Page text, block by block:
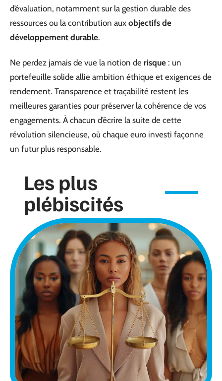
d’évaluation, notamment sur la gestion durable des
ressources ou la contribution aux objectifs de
développement durable.
Ne perdez jamais de vue la notion de risque : un
portefeuille solide allie ambition éthique et exigences de
rendement. Transparence et traçabilité restent les
meilleures garanties pour préserver la cohérence de vos
engagements. À chacun d’écrire la suite de cette
révolution silencieuse, où chaque euro investi façonne
un futur plus responsable.
Les plus
plébiscités